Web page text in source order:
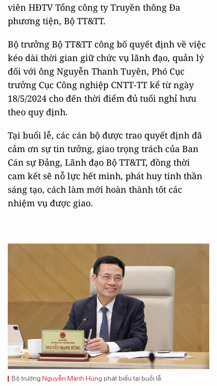
viên HĐTV Tổng công ty Truyền thông Đa
phương tiện, Bộ TT&TT.
Bộ trưởng Bộ TT&TT công bố quyết định về việc
kéo dài thời gian giữ chức vụ lãnh đạo, quản lý
đối với ông Nguyễn Thanh Tuyên, Phó Cục
trưởng Cục Công nghiệp CNTT-TT kể từ ngày
18/5/2024 cho đến thời điểm đủ tuổi nghỉ hưu
theo quy định.
Tại buổi lễ, các cán bộ được trao quyết định đã
cảm ơn sự tin tưởng, giao trọng trách của Ban
Cán sự Đảng, Lãnh đạo Bộ TT&TT, đồng thời
cam kết sẽ nỗ lực hết mình, phát huy tinh thần
sáng tạo, cách làm mới hoàn thành tốt các
nhiệm vụ được giao.
Bộ trưởng Nguyễn Mạnh Hùng phát biểu tại buổi lễ.